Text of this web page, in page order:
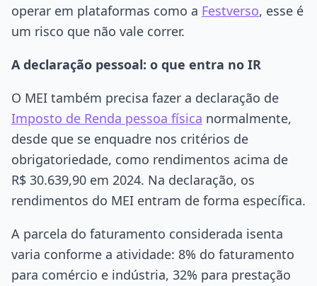
operar em plataformas como a Festverso, esse é
um risco que não vale correr.
A declaração pessoal: o que entra no IR
O MEI também precisa fazer a declaração de
Imposto de Renda pessoa física normalmente,
desde que se enquadre nos critérios de
obrigatoriedade, como rendimentos acima de
R$ 30.639,90 em 2024. Na declaração, os
rendimentos do MEI entram de forma específica.
A parcela do faturamento considerada isenta
varia conforme a atividade: 8% do faturamento
para comércio e indústria, 32% para prestação